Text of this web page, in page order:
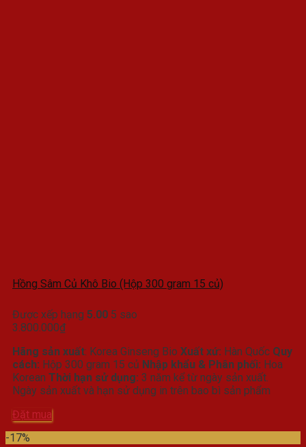
Hồng Sâm Củ Khô Bio (Hộp 300 gram 15 củ)
Được xếp hạng 5.00 5 sao
3.800.000₫
Hãng sản xuất: Korea Ginseng Bio Xuất xứ: Hàn Quốc Quy
cách: Hộp 300 gram 15 củ Nhập khẩu & Phân phối: Hoa
Korean Thời hạn sử dụng: 3 năm kể từ ngày sản xuất.
Ngày sản xuất và hạn sử dụng in trên bao bì sản phẩm
Đặt mua
-17%